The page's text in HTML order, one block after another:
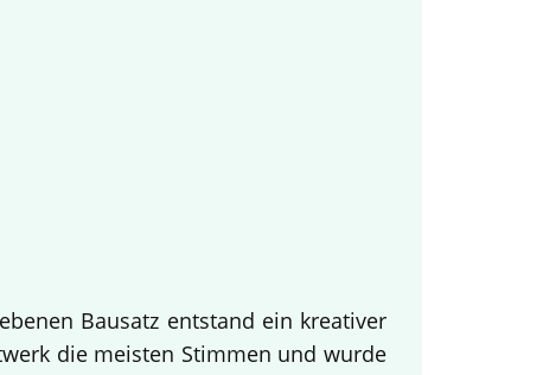
Bausatz entstand ein kreativer
die meisten Stimmen und wurde